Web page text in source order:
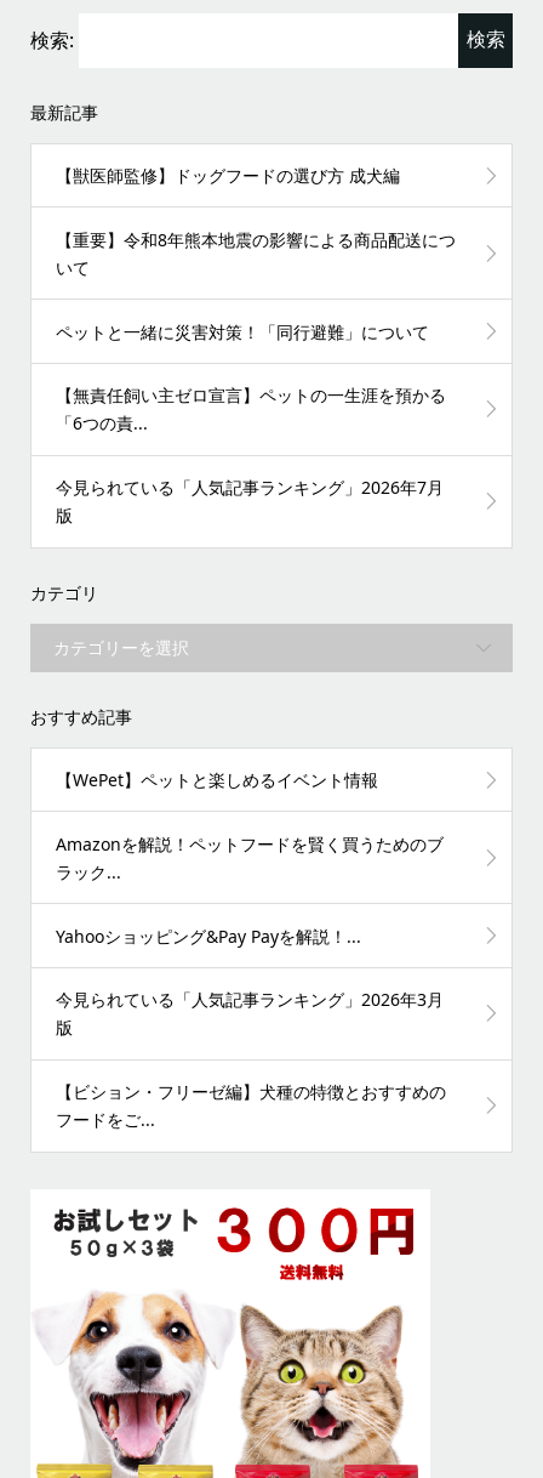
検索:
最新記事
【獣医師監修】ドッグフードの選び方 成犬編
【重要】令和8年熊本地震の影響による商品配送につ
いて
ペットと一緒に災害対策！「同行避難」について
【無責任飼い主ゼロ宣言】ペットの一生涯を預かる
「6つの責...
今見られている「人気記事ランキング」2026年7月
版
カテゴリ
おすすめ記事
【WePet】ペットと楽しめるイベント情報
Amazonを解説！ペットフードを賢く買うためのブ
ラック...
Yahooショッピング&Pay Payを解説！...
今見られている「人気記事ランキング」2026年3月
版
【ビション・フリーゼ編】犬種の特徴とおすすめの
フードをご...